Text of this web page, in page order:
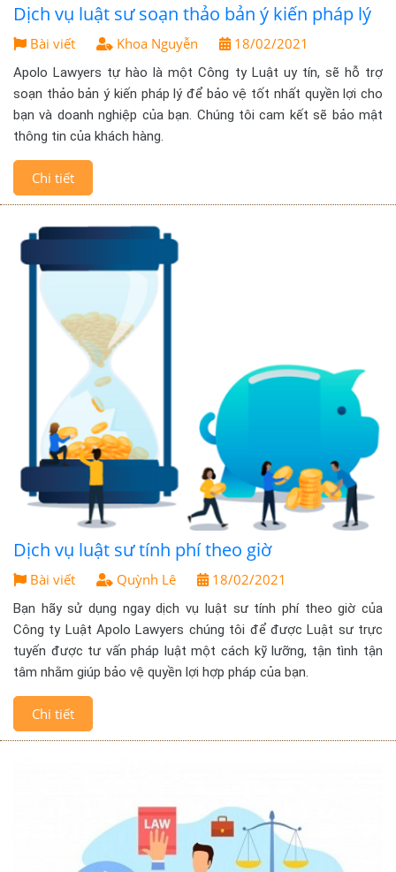
Dịch vụ luật sư soạn thảo bản ý kiến pháp lý
Bài viết Khoa Nguyễn 18/02/2021
Apolo Lawyers tự hào là một Công ty Luật uy tín, sẽ hỗ trợ
soạn thảo bản ý kiến pháp lý để bảo vệ tốt nhất quyền lợi cho
bạn và doanh nghiệp của bạn. Chúng tôi cam kết sẽ bảo mật
thông tin của khách hàng.
Chi tiết
Dịch vụ luật sư tính phí theo giờ
Bài viết Quỳnh Lê 18/02/2021
Bạn hãy sử dụng ngay dịch vụ luật sư tính phí theo giờ của
Công ty Luật Apolo Lawyers chúng tôi để được Luật sư trực
tuyến được tư vấn pháp luật một cách kỹ lưỡng, tận tình tận
tâm nhằm giúp bảo vệ quyền lợi hợp pháp của bạn.
Chi tiết